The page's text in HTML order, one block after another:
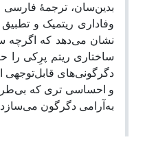
بدین‌سان، ترجمۀ
وفاداری ریتمیک و
نشان می‌دهد که اگرچه
ساختاری ریتم پرِکی
دگرگونی‌های قابل‌توجهی
و احساسی تری که
به‌آرامی دگرگون